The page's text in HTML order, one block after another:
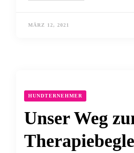
MÄRZ 12, 2021
HUNDTERNEHMER
Unser Weg